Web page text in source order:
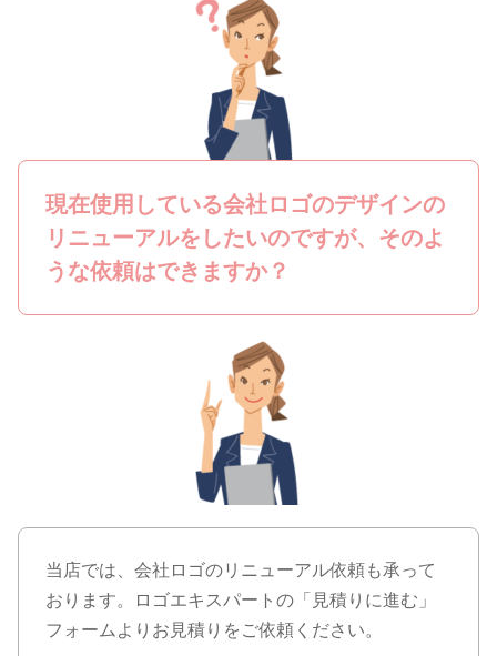
現在使用している会社ロゴのデザインの
リニューアルをしたいのですが、そのよ
うな依頼はできますか？
当店では、会社ロゴのリニューアル依頼も承って
おります。ロゴエキスパートの「見積りに進む」
フォームよりお見積りをご依頼ください。